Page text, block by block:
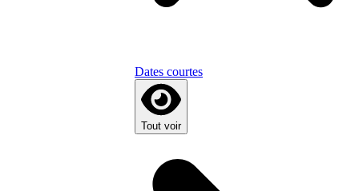
Dates courtes
Tout voir